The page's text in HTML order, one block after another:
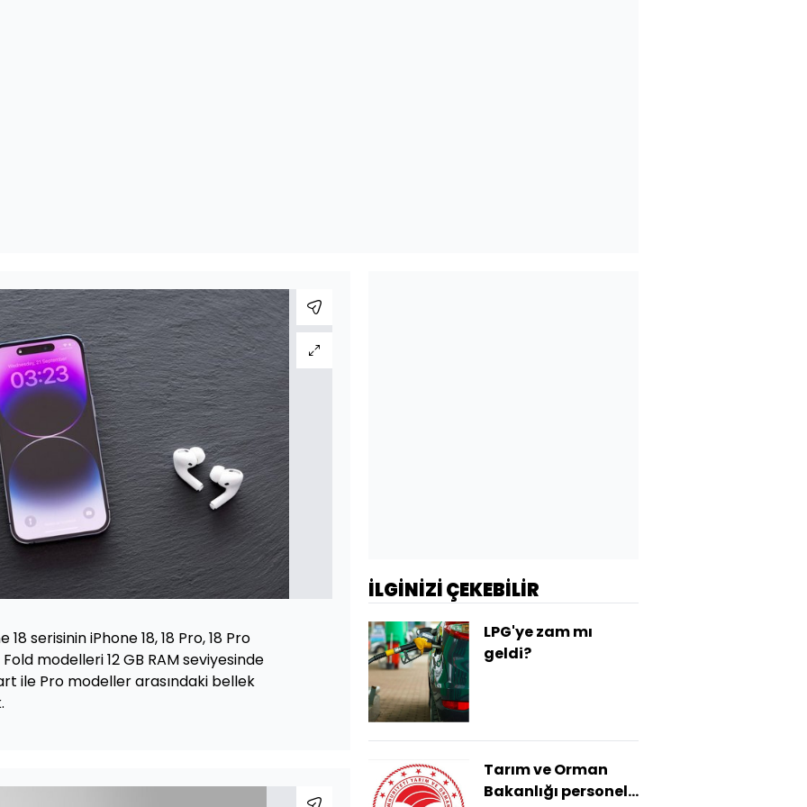
serisinin iPhone 18, 18 Pro, 18 Pro
modelleri 12 GB RAM seviyesinde
ile Pro modeller arasındaki bellek
İLGİNİZİ ÇEKEBİLİR
LPG'ye zam mı
geldi?
Tarım ve Orman
Bakanlığı personel